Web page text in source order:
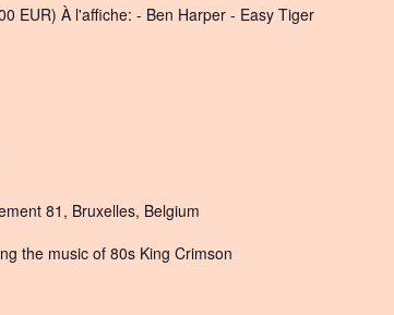
EUR) À l'affiche: - Ben Harper - Easy Tiger
81, Bruxelles, Belgium
the music of 80s King Crimson